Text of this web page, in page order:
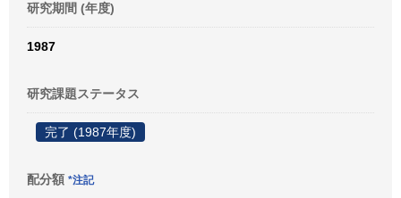
研究期間 (年度)
1987
研究課題ステータス
完了 (1987年度)
配分額 *注記